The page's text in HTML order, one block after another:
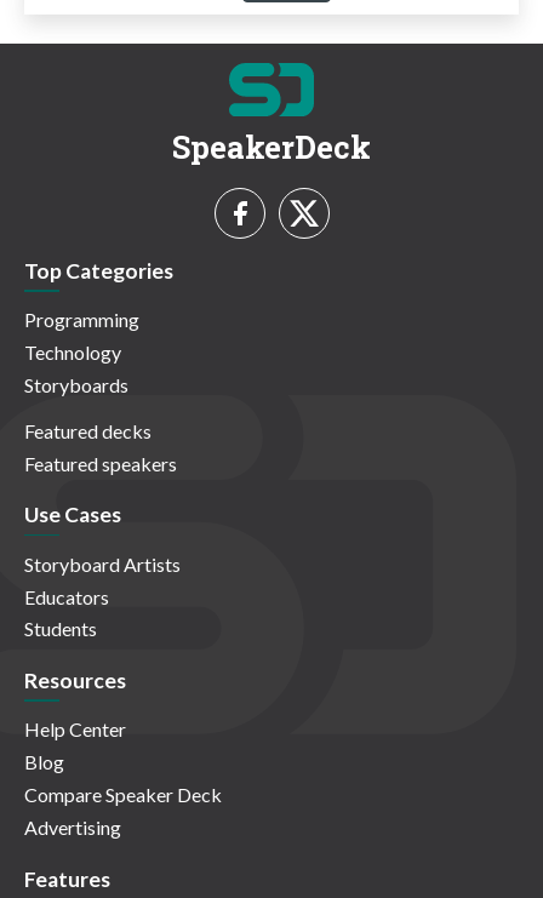
SpeakerDeck
Top Categories
Programming
Technology
Storyboards
Featured decks
Featured speakers
Use Cases
Storyboard Artists
Educators
Students
Resources
Help Center
Blog
Compare Speaker Deck
Advertising
Features